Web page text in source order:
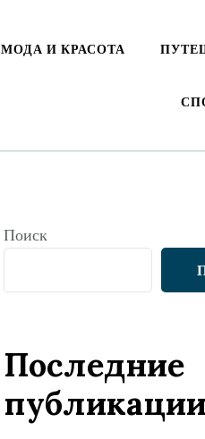
МОДА И КРАСОТА
Поиск
Последние
публикации